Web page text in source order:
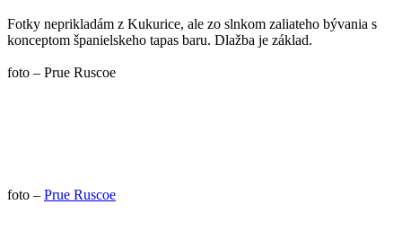
Fotky neprikladám z Kukurice, ale zo slnkom zaliateho bývania s
konceptom španielskeho tapas baru. Dlažba je základ.
foto – Prue Ruscoe
foto – Prue Ruscoe